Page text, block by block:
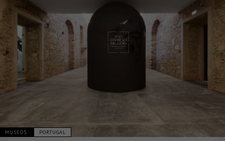
MUSEOS PORTUGAL